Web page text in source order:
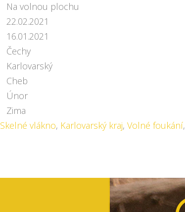
Na volnou plochu
22.02.2021
16.01.2021
Čechy
Karlovarský
Cheb
Únor
Zima
Skelné vlákno, Karlovarský kraj,Volné foukání,